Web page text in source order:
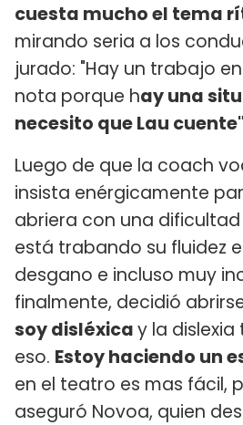
cuesta mucho el tema
mirando seria a los
jurado: "Hay un trabajo
nota porque hay una
necesito que Lau cuente"
Luego de que la coach
insista enérgicamente
abriera con una
está trabando su fluidez
desgano e incluso muy
finalmente, decidió
soy disléxicay la
eso. Estoy haciendo un
en el teatro es mas fácil,
aseguró Novoa, quien